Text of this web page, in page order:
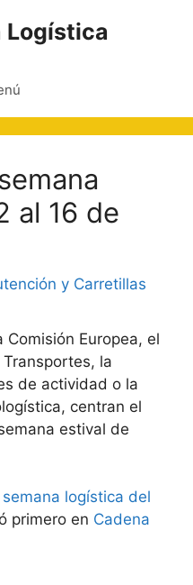
Logística
al 16 de
y Carretillas
Europea, el
la
de actividad o la
centran el
estival de
logística del
primero en Cadena